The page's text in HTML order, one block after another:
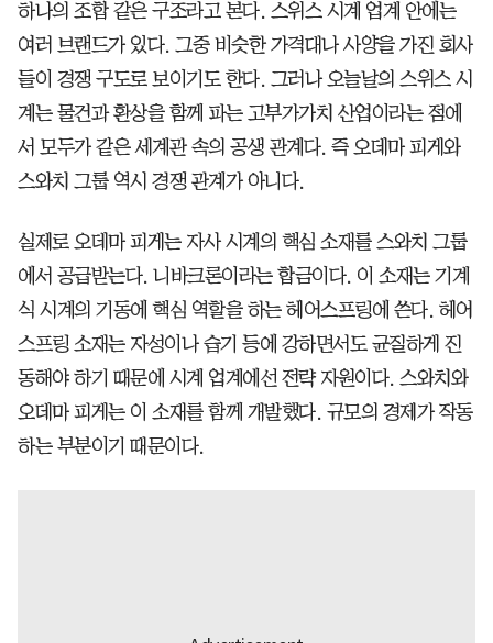
하나의 조합 같은 구조라고 본다. 스위스 시계 업계 안에는
여러 브랜드가 있다. 그중 비슷한 가격대나 사양을 가진 회사
들이 경쟁 구도로 보이기도 한다. 그러나 오늘날의 스위스 시
계는 물건과 환상을 함께 파는 고부가가치 산업이라는 점에
서 모두가 같은 세계관 속의 공생 관계다. 즉 오데마 피게와
스와치 그룹 역시 경쟁 관계가 아니다.
실제로 오데마 피게는 자사 시계의 핵심 소재를 스와치 그룹
에서 공급받는다. 니바크론이라는 합금이다. 이 소재는 기계
식 시계의 기동에 핵심 역할을 하는 헤어스프링에 쓴다. 헤어
스프링 소재는 자성이나 습기 등에 강하면서도 균질하게 진
동해야 하기 때문에 시계 업계에선 전략 자원이다. 스와치와
오데마 피게는 이 소재를 함께 개발했다. 규모의 경제가 작동
하는 부분이기 때문이다.